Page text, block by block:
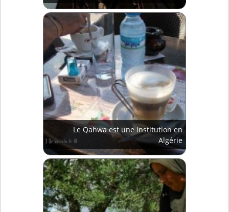
Le Qahwa est une institution en
Algérie